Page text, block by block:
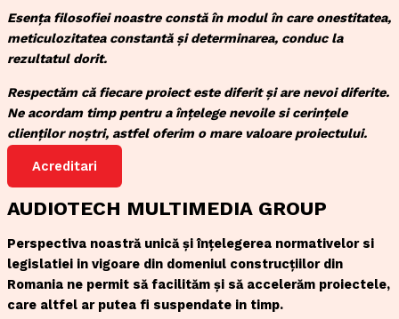
Esența filosofiei noastre constă în modul în care onestitatea,
meticulozitatea constantă și determinarea, conduc la
rezultatul dorit.
Respectăm că fiecare proiect este diferit și are nevoi diferite.
Ne acordam timp pentru a înțelege nevoile si cerințele
clienților noștri, astfel oferim o mare valoare proiectului.
Acreditari
AUDIOTECH MULTIMEDIA GROUP
Perspectiva noastră unică și înțelegerea normativelor si
legislatiei in vigoare din domeniul construcțiilor din
Romania ne permit să facilităm și să accelerăm proiectele,
care altfel ar putea fi suspendate in timp.